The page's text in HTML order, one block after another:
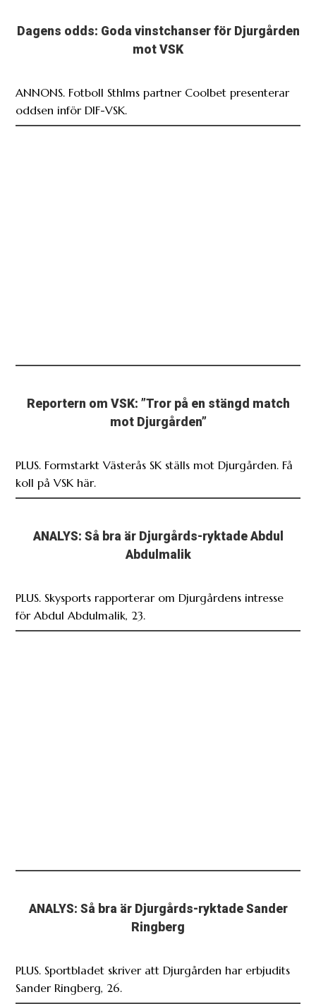
Dagens odds: Goda vinstchanser för Djurgården
mot VSK
ANNONS. Fotboll Sthlms partner Coolbet presenterar
oddsen inför DIF-VSK.
Reportern om VSK: ”Tror på en stängd match
mot Djurgården”
PLUS. Formstarkt Västerås SK ställs mot Djurgården. Få
koll på VSK här.
ANALYS: Så bra är Djurgårds-ryktade Abdul
Abdulmalik
PLUS. Skysports rapporterar om Djurgårdens intresse
för Abdul Abdulmalik, 23.
ANALYS: Så bra är Djurgårds-ryktade Sander
Ringberg
PLUS. Sportbladet skriver att Djurgården har erbjudits
Sander Ringberg, 26.